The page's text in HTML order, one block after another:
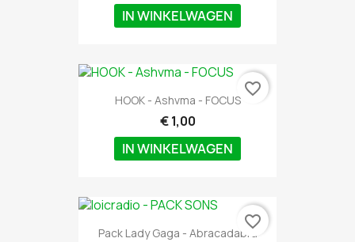
IN WINKELWAGEN
HOOK - Ashvma - FOCUS
€ 1,00
IN WINKELWAGEN
favorite_border
Pack Lady Gaga - Abracadabra
favorite_border